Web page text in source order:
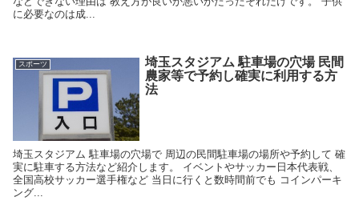
に必要なのは成...
スポーツ
埼玉スタジアム 駐車場の穴場 民間
農家等で予約し確実に利用する方
法
埼玉スタジアム 駐車場の穴場で 周辺の民間駐車場の場所や予約して 確
実に駐車する方法など紹介します。 イベントやサッカー日本代表戦、
全国高校サッカー選手権など 当日に行くと数時間前でも コインパーキ
ング...